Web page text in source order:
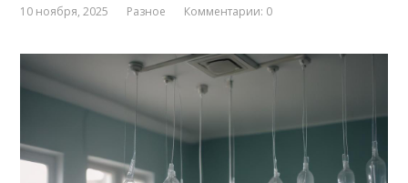
10 ноября, 2025 Разное Комментарии: 0